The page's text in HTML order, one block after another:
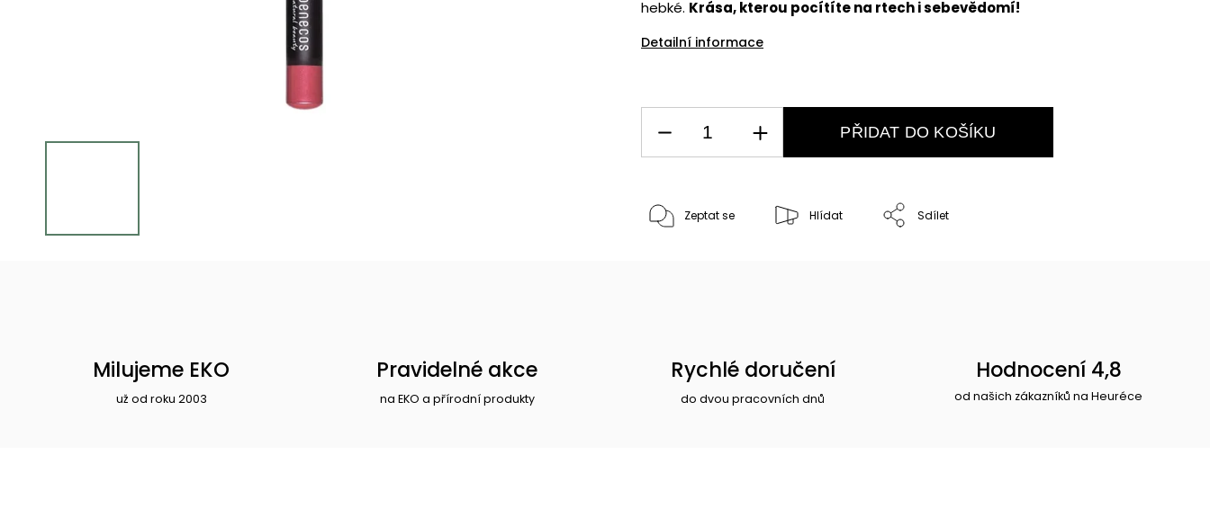
hebké. Krása, kterou pocítíte na rtech i sebevědomí!
Detailní informace
PŘIDAT DO KOŠÍKU
Zeptat se Hlídat Sdílet
Milujeme EKO
už od roku 2003
Pravidelné akce
na EKO a přírodní produkty
Rychlé doručení
do dvou pracovních dnů
Hodnocení 4,8
od našich zákazníků na Heuréce